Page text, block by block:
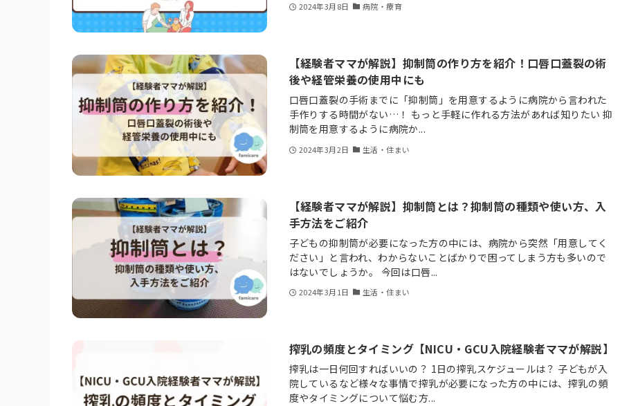
2024年3月8日 病院・療育
【経験者ママが解説】抑制筒の作り方を紹介！口唇口蓋裂の術
後や経管栄養の使用中にも
口唇口蓋裂の手術までに「抑制筒」を用意するように病院から言われた
手作りする時間がない…！ もっと手軽に作れる方法があれば知りたい 抑
制筒を用意するように病院か...
2024年3月2日 生活・住まい
【経験者ママが解説】抑制筒とは？抑制筒の種類や使い方、入
手方法をご紹介
子どもの抑制筒が必要になった方の中には、病院から突然「用意してく
ださい」と言われ、わからないことばかりで困ってしまう方も多いので
はないでしょうか。 今回は口唇...
2024年3月1日 生活・住まい
搾乳の頻度とタイミング【NICU・GCU入院経験者ママが解説】
搾乳は一日何回すればいいの？ 1日の搾乳スケジュールは？ 子どもが入
院しているなど様々な事情で搾乳が必要になった方の中には、搾乳の頻
度やタイミングについて悩む方...